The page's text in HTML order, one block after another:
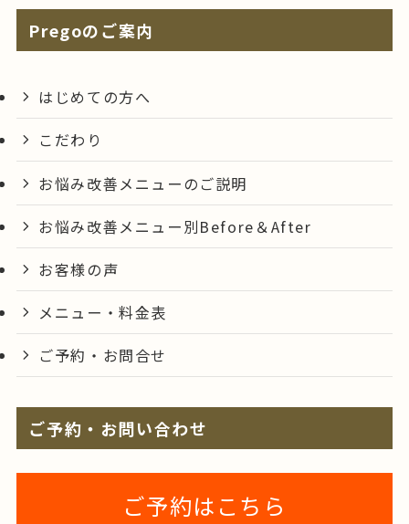
Pregoのご案内
はじめての方へ
こだわり
お悩み改善メニューのご説明
お悩み改善メニュー別Before＆After
お客様の声
メニュー・料金表
ご予約・お問合せ
ご予約・お問い合わせ
ご予約はこちら